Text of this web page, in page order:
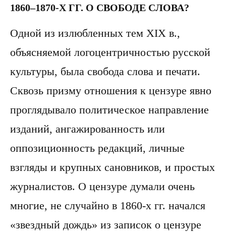
1860–1870-Х ГГ. О СВОБОДЕ СЛОВА?
Одной из излюбленных тем XIX в.,
объясняемой логоцентричностью русской
культуры, была свобода слова и печати.
Сквозь призму отношения к цензуре явно
проглядывало политическое направление
изданий, ангажированность или
оппозиционность редакций, личные
взгляды и крупных сановников, и простых
журналистов. О цензуре думали очень
многие, не случайно в 1860-х гг. начался
«звездный дождь» из записок о цензуре